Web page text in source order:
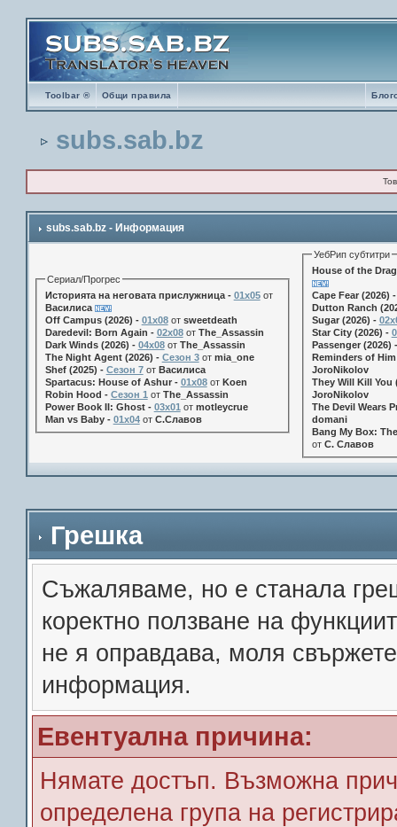
Toolbar ® Общи правила
subs.sab.bz
subs.sab.bz - Информация
Сериал/Прогрес
Историята на неговата прислужница - 01х05от
Василиса
Off Campus (2026) - 01x08от sweetdeath
Daredevil: Born Again - 02x08от The_Assassin
Dark Winds (2026) - 04x08от The_Assassin
The Night Agent (2026) - Сезон 3от mia_one
Shef (2025) - Сезон 7от Василиса
Spartacus: House of Ashur - 01x08от Koen
Robin Hood - Сезон 1 от The_Assassin
Power Book II: Ghost - 03x01 от motleycrue
Man vs Baby - 01x04от С.Славов
УебРип субтитри
House of the
Cape Fear (2026)
Dutton Ranch
Sugar (2026) -
Star City (2026) -
Passenger (2026)
Reminders of
JoroNikolov
They Will Kill You
JoroNikolov
The Devil Wears
domani
Bang My Box:
от С. Славов
Грешка
Съжалявамe, но е станала
коректно ползване на
не я оправдава, моля
информация.
Евентуална причина:
Нямате достъп. Възможна
определена група на